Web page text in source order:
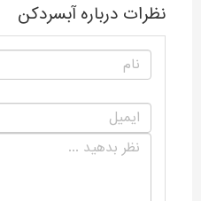
نظرات درباره آبسردکن